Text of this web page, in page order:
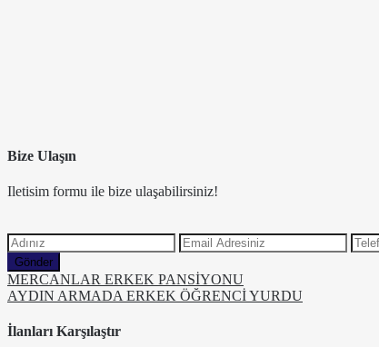
Bize Ulaşın
Iletisim formu ile bize ulaşabilirsiniz!
Gönder
MERCANLAR ERKEK PANSİYONU
AYDIN ARMADA ERKEK ÖĞRENCİ YURDU
İlanları Karşılaştır